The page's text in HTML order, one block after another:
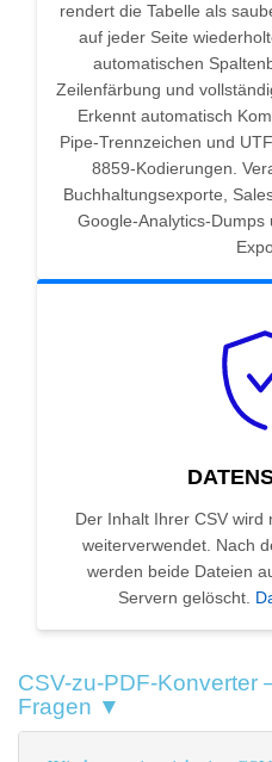
rendert die Tabelle als
auf jeder Seite
automatischen
Zeilenfärbung und
Erkennt automatisch
Pipe-Trennzeichen und
8859-Kodierungen.
Buchhaltungsexporte,
Google-Analytics-Dumps
Der Inhalt Ihrer CSV
weiterverwendet. Nach
werden beide Dateien
Servern gelöscht.
CSV-zu-PDF-Konverter
Fragen ▼